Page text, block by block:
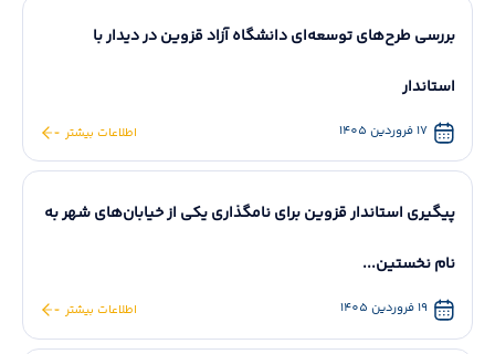
بررسی طرح‌های توسعه‌ای دانشگاه آزاد قزوین در دیدار با
استاندار
17 فروردین 1405 اطلاعات بیشتر
پیگیری استاندار قزوین برای نامگذاری یکی از خیابان‌های شهر به
نام نخستین...
19 فروردین 1405 اطلاعات بیشتر